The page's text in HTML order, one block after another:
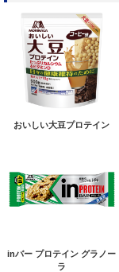
おいしい大豆プロテイン
inバー プロテイン グラノー
ラ